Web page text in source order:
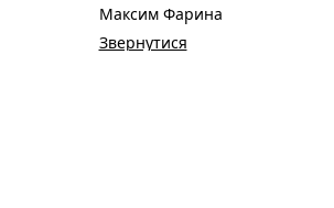
Максим Фарина
Звернутися